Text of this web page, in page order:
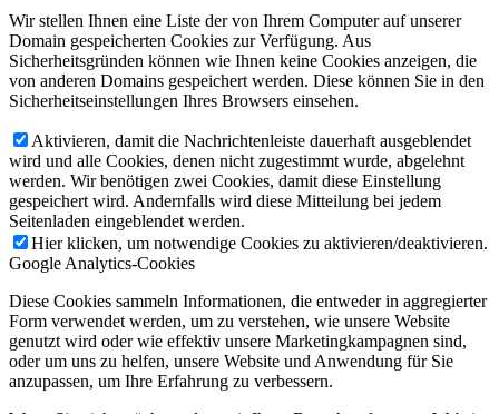
Wir stellen Ihnen eine Liste der von Ihrem Computer auf unserer
Domain gespeicherten Cookies zur Verfügung. Aus
Sicherheitsgründen können wie Ihnen keine Cookies anzeigen, die
von anderen Domains gespeichert werden. Diese können Sie in den
Sicherheitseinstellungen Ihres Browsers einsehen.
Aktivieren, damit die Nachrichtenleiste dauerhaft ausgeblendet
wird und alle Cookies, denen nicht zugestimmt wurde, abgelehnt
werden. Wir benötigen zwei Cookies, damit diese Einstellung
gespeichert wird. Andernfalls wird diese Mitteilung bei jedem
Seitenladen eingeblendet werden.
Hier klicken, um notwendige Cookies zu aktivieren/deaktivieren.
Google Analytics-Cookies
Diese Cookies sammeln Informationen, die entweder in aggregierter
Form verwendet werden, um zu verstehen, wie unsere Website
genutzt wird oder wie effektiv unsere Marketingkampagnen sind,
oder um uns zu helfen, unsere Website und Anwendung für Sie
anzupassen, um Ihre Erfahrung zu verbessern.